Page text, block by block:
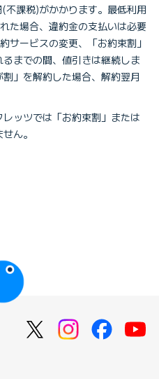
課税)がかかります。最低利用
た場合、違約金の支払いは必要
サービスの変更、「お約束割」
までの間、値引きは継続しま
」を解約した場合、解約翌月
ッツでは「お約束割」または
ん。
るのページ